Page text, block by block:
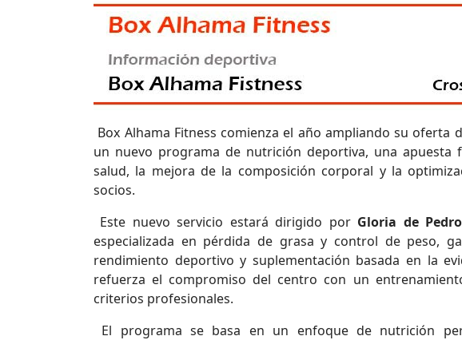
Box Alhama Fitness comienza el año ampliando su oferta
un nuevo programa de nutrición deportiva, una
salud, la mejora de la composición corporal y la
socios.
Este nuevo servicio estará dirigido por Gloria de Pedro
especializada en pérdida de grasa y control de peso,
rendimiento deportivo y suplementación basada en la
refuerza el compromiso del centro con un
criterios profesionales.
El programa se basa en un enfoque de nutrición